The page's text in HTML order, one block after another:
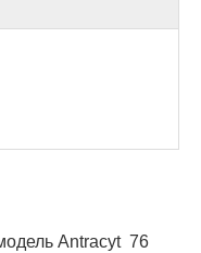
Antracyt 76